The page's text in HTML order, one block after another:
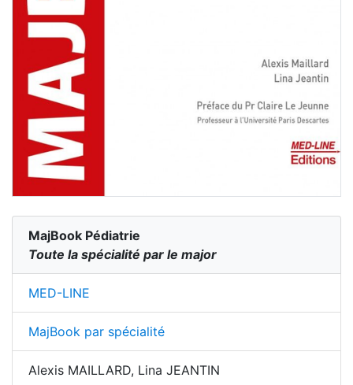
MajBook Pédiatrie
Toute la spécialité par le major
MED-LINE
MajBook par spécialité
Alexis MAILLARD, Lina JEANTIN